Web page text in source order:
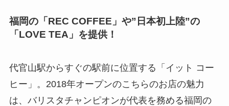
福岡の「REC COFFEE」や”日本初上陸”の
「LOVE TEA」を提供！
代官山駅からすぐの駅前に位置する「イット コー
ヒー」。2018年オープンのこちらのお店の魅力
は、バリスタチャンピオンが代表を務める福岡の